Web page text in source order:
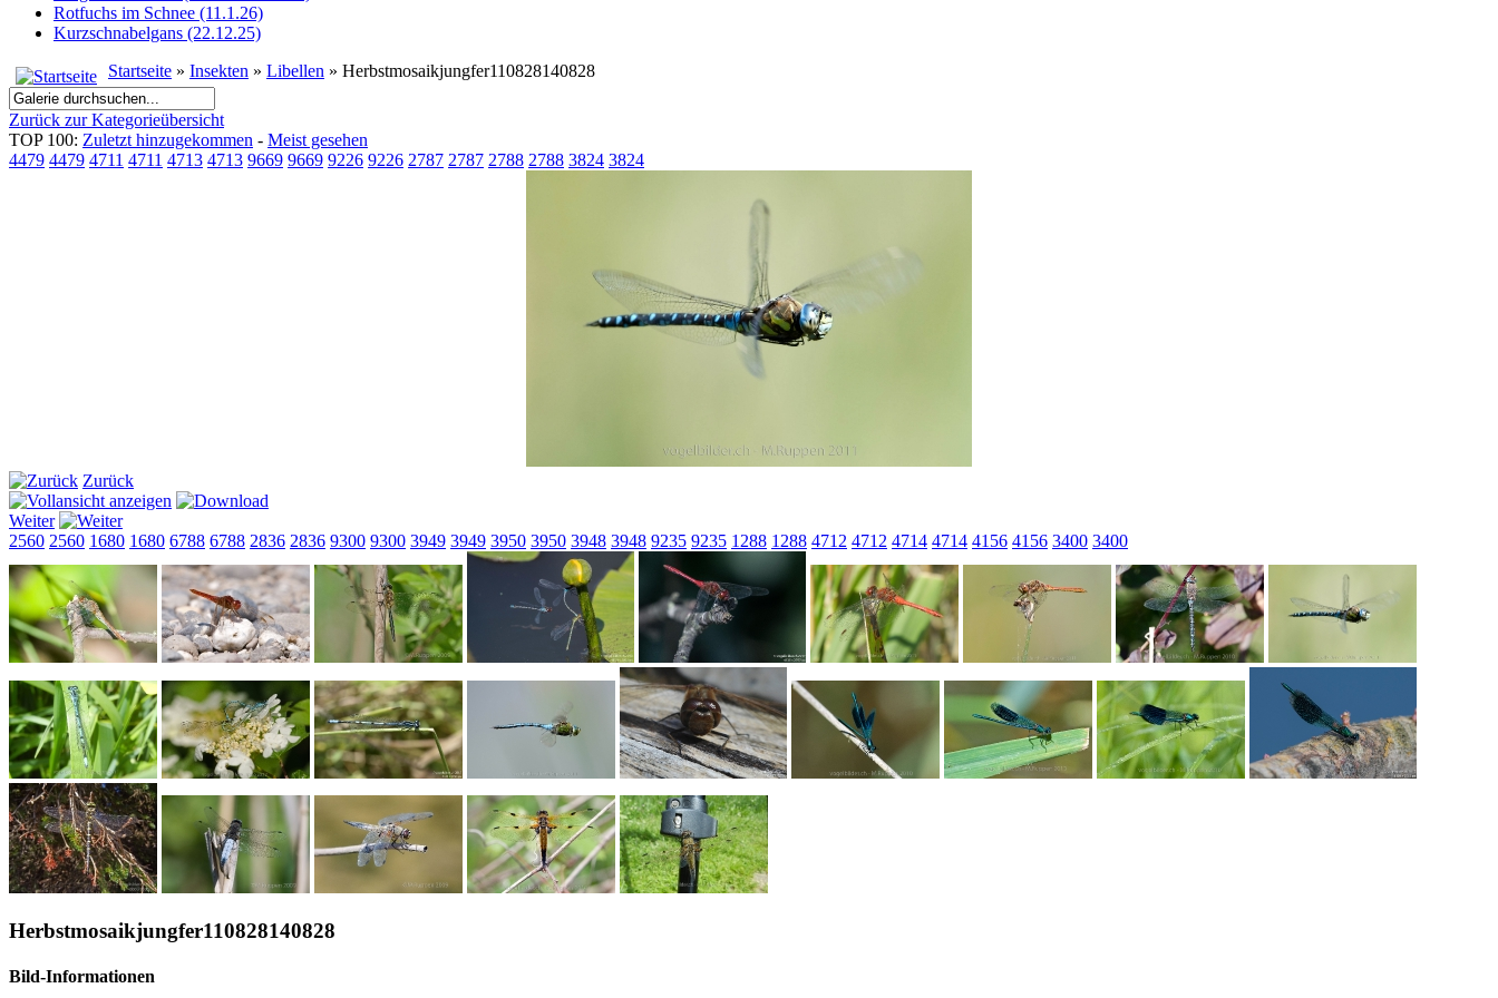
Rotfuchs im Schnee (11.1.26)
Kurzschnabelgans (22.12.25)
Startseite » Insekten » Libellen » Herbstmosaikjungfer110828140828
Zurück zur Kategorieübersicht
TOP 100: Zuletzt hinzugekommen - Meist gesehen
4479 4479 4711 4711 4713 4713 9669 9669 9226 9226 2787 2787 2788 2788 3824 3824
Zurück
Weiter
2560 2560 1680 1680 6788 6788 2836 2836 9300 9300 3949 3949 3950 3950 3948 3948 9235 9235 1288 1288 4712 4712 4714 4714 4156 4156 3400 3400
Herbstmosaikjungfer110828140828
Bild-Informationen